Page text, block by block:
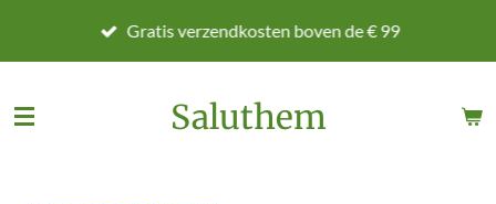
de
hoofdinhoud
Gratis verzendkosten boven de € 99
Saluthem